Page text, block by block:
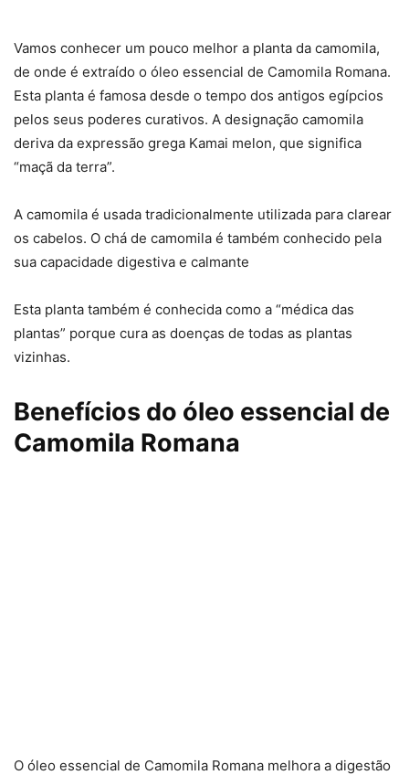
Vamos conhecer um pouco melhor a planta da camomila,
de onde é extraído o óleo essencial de Camomila Romana.
Esta planta é famosa desde o tempo dos antigos egípcios
pelos seus poderes curativos. A designação camomila
deriva da expressão grega Kamai melon, que significa
“maçã da terra”.
A camomila é usada tradicionalmente utilizada para clarear
os cabelos. O chá de camomila é também conhecido pela
sua capacidade digestiva e calmante
Esta planta também é conhecida como a “médica das
plantas” porque cura as doenças de todas as plantas
vizinhas.
Benefícios do óleo essencial de
Camomila Romana
O óleo essencial de Camomila Romana melhora a digestão